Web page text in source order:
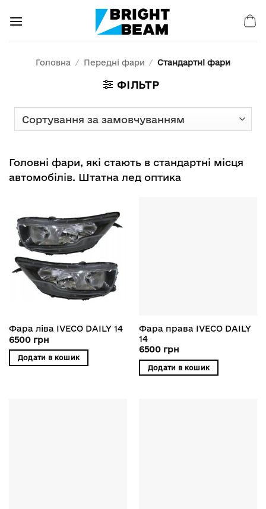
Головна / Передні фари / Стандартні фари
ФІЛЬТР
Головні фари, які стають в стандартні місця
автомобілів. Штатна лед оптика
Фара ліва IVECO DAILY 14
6500 грн
Додати в кошик
Фара права IVECO DAILY
14
6500 грн
Додати в кошик